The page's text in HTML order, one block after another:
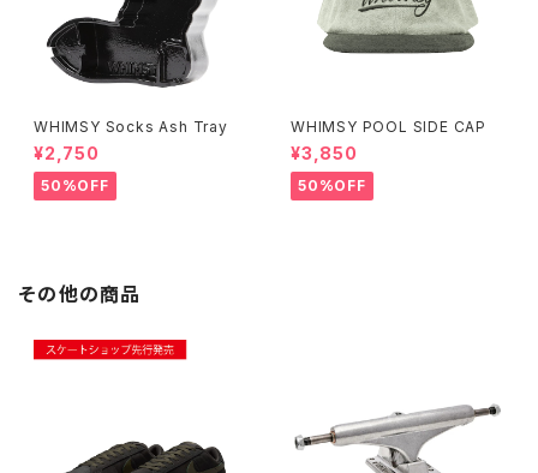
WHIMSY Socks Ash Tray
¥2,750
50%OFF
WHIMSY POOL SIDE CAP
¥3,850
50%OFF
その他の商品